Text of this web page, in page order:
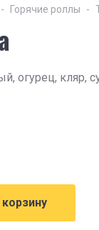
Горячие роллы
огурец, кляр,